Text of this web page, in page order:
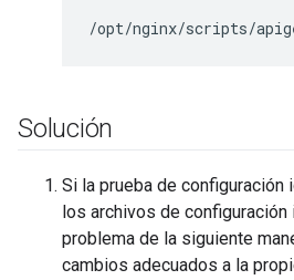
/opt/nginx/scripts/
Solución
Si la prueba de
los archivos de
problema de la siguiente
cambios adecuados a la